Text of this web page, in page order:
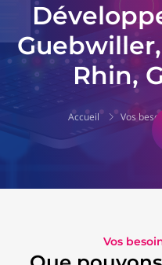
Rhin,
Accueil Vos
Vos